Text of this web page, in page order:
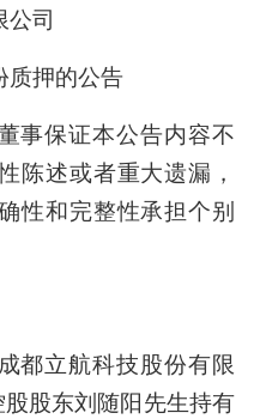
公司
质押的公告
事保证本公告内容不
陈述或者重大遗漏，
性和完整性承担个别
都立航科技股份有限
股东刘随阳先生持有